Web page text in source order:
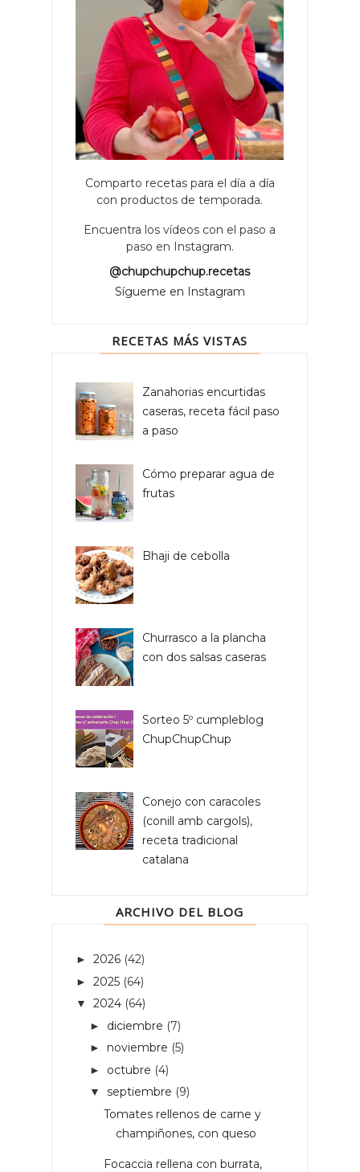
Comparto recetas para el día a día
con productos de temporada.
Encuentra los vídeos con el paso a
paso en Instagram.
@chupchupchup.recetas
Sígueme en Instagram
RECETAS MÁS VISTAS
Zanahorias encurtidas
caseras, receta fácil paso
a paso
Cómo preparar agua de
frutas
Bhaji de cebolla
Churrasco a la plancha
con dos salsas caseras
Sorteo 5º cumpleblog
ChupChupChup
Conejo con caracoles
(conill amb cargols),
receta tradicional
catalana
ARCHIVO DEL BLOG
► 2026 (42)
► 2025 (64)
▼ 2024 (64)
► diciembre (7)
► noviembre (5)
► octubre (4)
▼ septiembre (9)
Tomates rellenos de carne y
champiñones, con queso
Focaccia rellena con burrata,